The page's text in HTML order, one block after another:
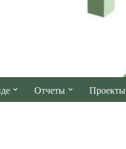
Отчеты Проекты